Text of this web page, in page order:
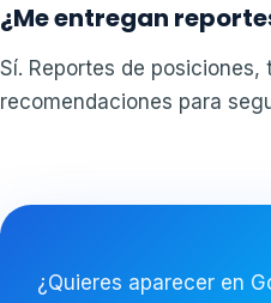
¿Me entregan
Sí. Reportes de posiciones,
recomendaciones para
¿Quieres aparecer en